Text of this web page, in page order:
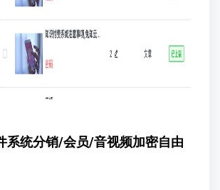
系统分销/会员/音视频加密自由